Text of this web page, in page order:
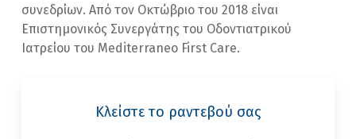
συνεδρίων. Από τον Οκτώβριο του 2018 είναι
Επιστημονικός Συνεργάτης του Οδοντιατρικού
Ιατρείου του Mediterraneo First Care.
Κλείστε το ραντεβού σας